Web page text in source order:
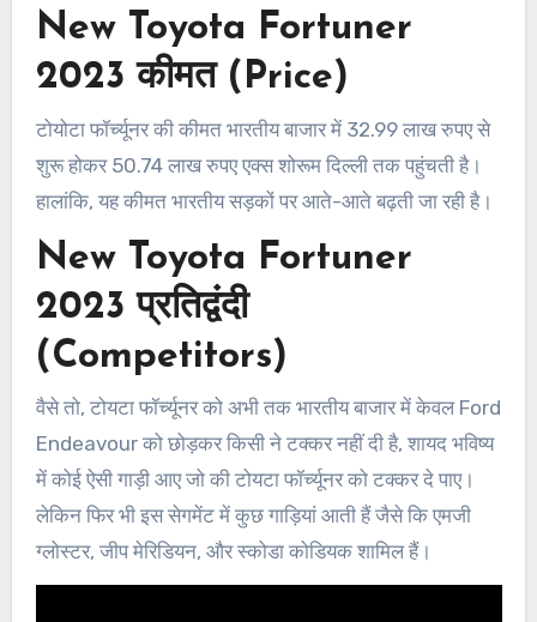
New Toyota Fortuner
2023 कीमत (Price)
टोयोटा फॉर्च्यूनर की कीमत भारतीय बाजार में 32.99 लाख रुपए से
शुरू होकर 50.74 लाख रुपए एक्स शोरूम दिल्ली तक पहुंचती है।
हालांकि, यह कीमत भारतीय सड़कों पर आते-आते बढ़ती जा रही है।
New Toyota Fortuner
2023 प्रतिद्वंदी
(Competitors)
वैसे तो, टोयटा फॉर्च्यूनर को अभी तक भारतीय बाजार में केवल Ford
Endeavour को छोड़कर किसी ने टक्कर नहीं दी है, शायद भविष्य
में कोई ऐसी गाड़ी आए जो की टोयटा फॉर्च्यूनर को टक्कर दे पाए।
लेकिन फिर भी इस सेगमेंट में कुछ गाड़ियां आती हैं जैसे कि एमजी
ग्लोस्टर, जीप मेरिडियन, और स्कोडा कोडियक शामिल हैं।